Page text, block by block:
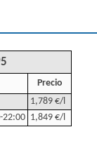
Precio
1,789 €/l
22:00 1,849 €/l